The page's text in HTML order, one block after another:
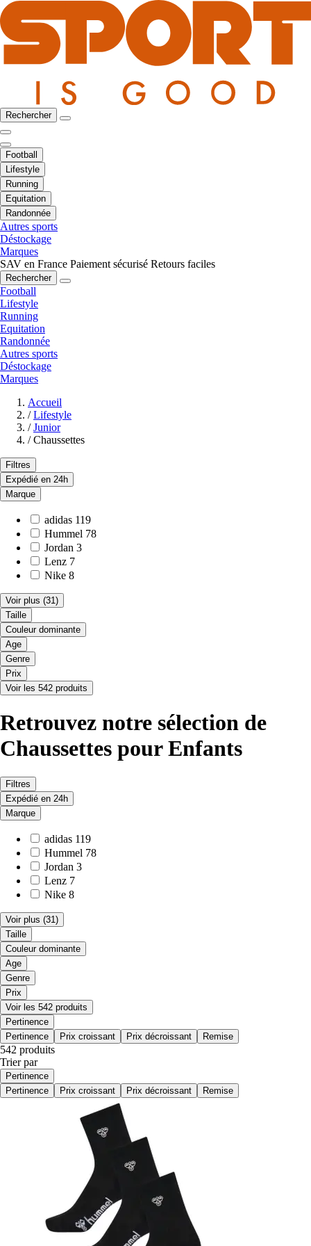
Rechercher
Football
Lifestyle
Running
Equitation
Randonnée
Autres sports
Déstockage
Marques
SAV en France Paiement sécurisé Retours faciles
Rechercher
Football
Lifestyle
Running
Equitation
Randonnée
Autres sports
Déstockage
Marques
Accueil
/ Lifestyle
/ Junior
/ Chaussettes
Filtres
Expédié en 24h
Marque
adidas 119
Hummel 78
Jordan 3
Lenz 7
Nike 8
Voir plus (31)
Taille
Couleur dominante
Age
Genre
Prix
Voir les 542 produits
Retrouvez notre sélection de
Chaussettes pour Enfants
Filtres
Expédié en 24h
Marque
adidas 119
Hummel 78
Jordan 3
Lenz 7
Nike 8
Voir plus (31)
Taille
Couleur dominante
Age
Genre
Prix
Voir les 542 produits
Pertinence
Pertinence
Prix croissant Prix décroissant Remise
542 produits
Trier par
Pertinence
Pertinence
Prix croissant Prix décroissant Remise